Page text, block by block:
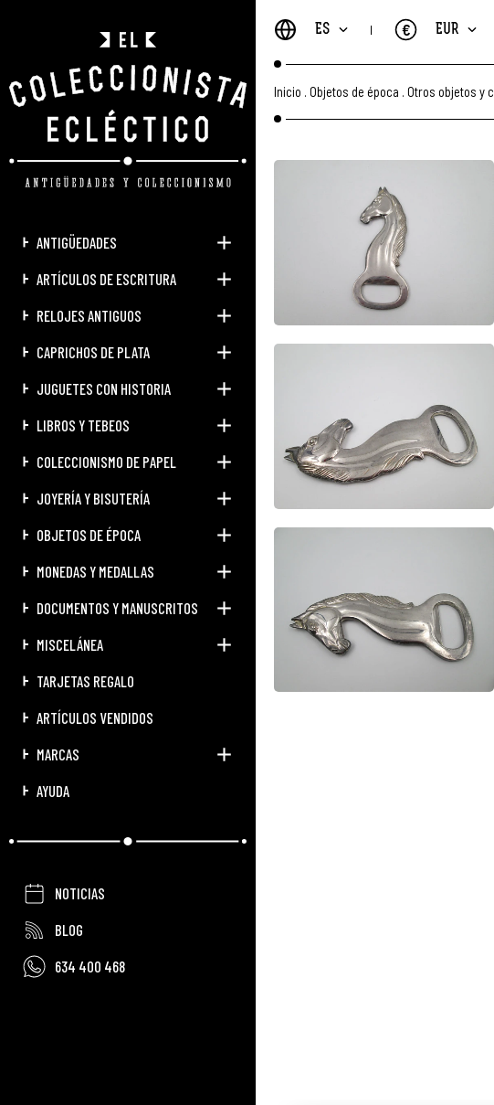
ANTIGÜEDADES
ARTÍCULOS DE ESCRITURA
RELOJES ANTIGUOS
CAPRICHOS DE PLATA
JUGUETES CON HISTORIA
LIBROS Y TEBEOS
COLECCIONISMO DE PAPEL
JOYERÍA Y BISUTERÍA
OBJETOS DE ÉPOCA
MONEDAS Y MEDALLAS
DOCUMENTOS Y MANUSCRITOS
MISCELÁNEA
TARJETAS REGALO
ARTÍCULOS VENDIDOS
MARCAS
AYUDA
NOTICIAS
BLOG
634 400 468
ES EUR
€
Inicio Objetos de época Otros objetos y